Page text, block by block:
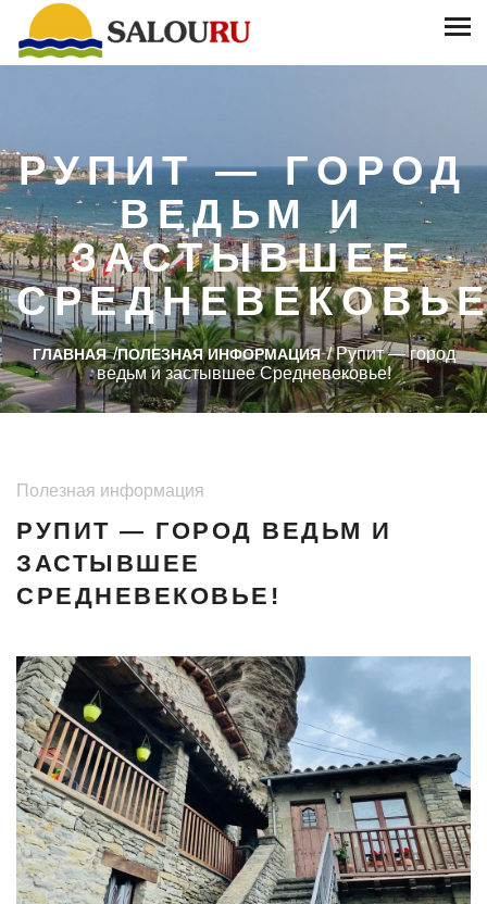
РУПИТ — ГОРОД
ВЕДЬМ И
ЗАСТЫВШЕЕ
ГЛАВНАЯ/ПОЛЕЗНАЯ ИНФОРМАЦИЯ/Рупит — город
ведьм и застывшее Средневековье!
Полезная информация
РУПИТ — ГОРОД ВЕДЬМ И
ЗАСТЫВШЕЕ
СРЕДНЕВЕКОВЬЕ!